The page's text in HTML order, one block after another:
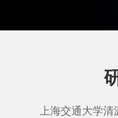
上海交通大学清